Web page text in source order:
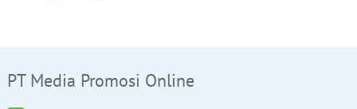
PT Media Promosi Online